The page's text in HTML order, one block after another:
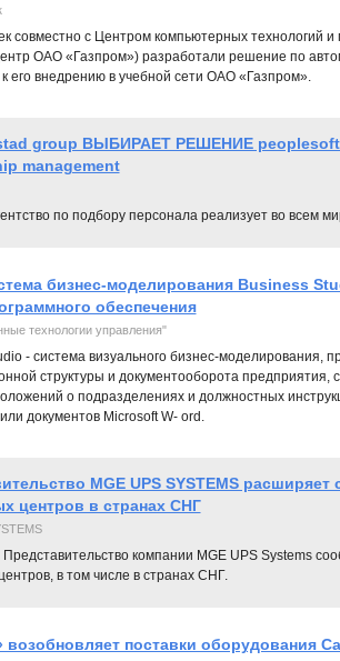
совместно с Центром компьютерных технологий
ОАО «Газпром») разработали решение по
его внедрению в учебной сети ОАО «Газпром».
group ВЫБИРАЕТ РЕШЕНИЕ peoplesoft
management
по подбору персонала реализует во всем
бизнес-моделирования Business
обеспечения
технологии управления"
- система визуального бизнес-моделирования,
структуры и документооборота предприятия,
о подразделениях и должностных
документов Microsoft W- ord.
MGE UPS SYSTEMS расширяет
центров в странах СНГ
Представительство компании MGE UPS Systems
в том числе в странах СНГ.
возобновляет поставки оборудования